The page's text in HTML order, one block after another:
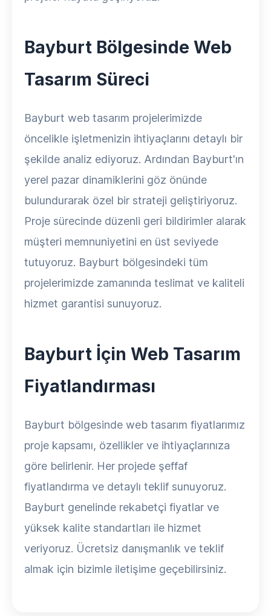
Bayburt Bölgesinde Web
Tasarım Süreci
Bayburt web tasarım projelerimizde
öncelikle işletmenizin ihtiyaçlarını detaylı bir
şekilde analiz ediyoruz. Ardından Bayburt'ın
yerel pazar dinamiklerini göz önünde
bulundurarak özel bir strateji geliştiriyoruz.
Proje sürecinde düzenli geri bildirimler alarak
müşteri memnuniyetini en üst seviyede
tutuyoruz. Bayburt bölgesindeki tüm
projelerimizde zamanında teslimat ve kaliteli
hizmet garantisi sunuyoruz.
Bayburt İçin Web Tasarım
Fiyatlandırması
Bayburt bölgesinde web tasarım fiyatlarımız
proje kapsamı, özellikler ve ihtiyaçlarınıza
göre belirlenir. Her projede şeffaf
fiyatlandırma ve detaylı teklif sunuyoruz.
Bayburt genelinde rekabetçi fiyatlar ve
yüksek kalite standartları ile hizmet
veriyoruz. Ücretsiz danışmanlık ve teklif
almak için bizimle iletişime geçebilirsiniz.